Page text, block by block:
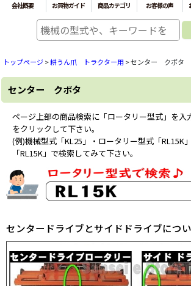
会社概要 お買物ガイド 商品カテゴリ お客様の声
トップページ>耕うん爪 トラクター用 >センター クボタ
センター クボタ
ページ上部の商品検索に「ロータリー型式」を入
をクリックして下さい。
(例)機械型式「KL25」・ロータリー型式「RL15K
「RL15K」で検索してみて下さい。
センタードライブとサイドドライブにつ